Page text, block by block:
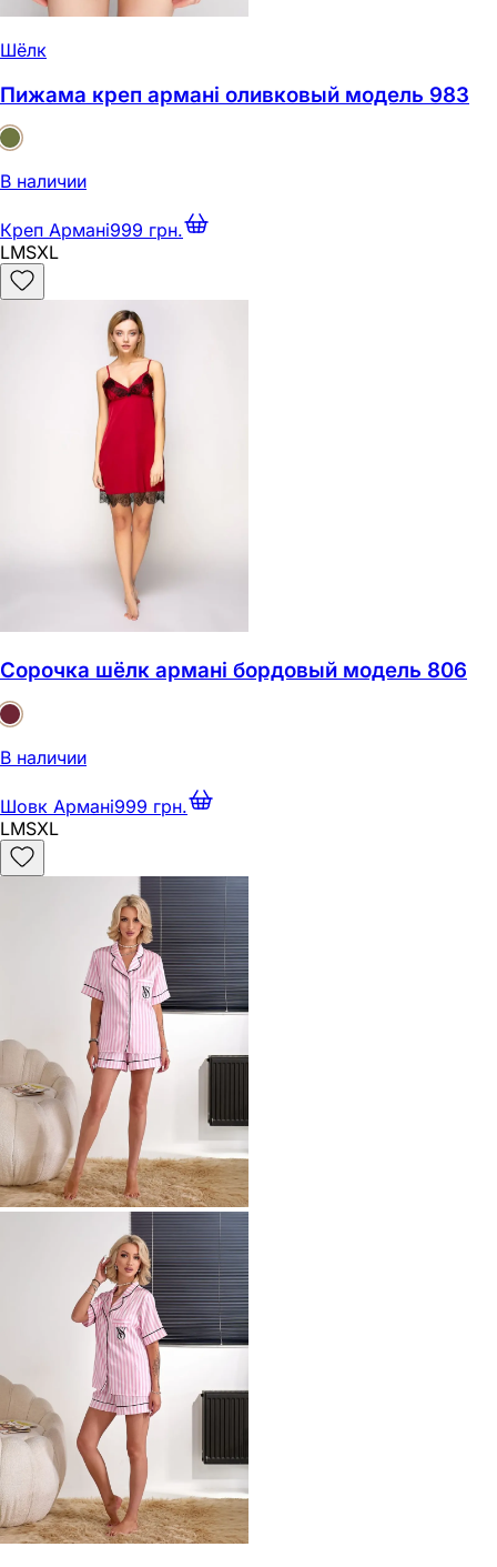
Шёлк
Пижама креп армані оливковый модель 983
В наличии
Креп Армані999 грн.
LMSXL
Сорочка шёлк армані бордовый модель 806
В наличии
Шовк Армані999 грн.
LMSXL